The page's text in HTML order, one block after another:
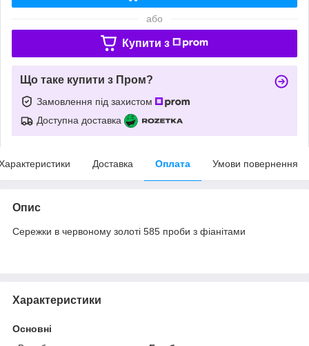
або
Купити з
Що таке купити з Пром?
Замовлення під захистом
Доступна доставка
Доставка Оплата Умови повернення
Опис
Сережки в червоному золоті 585 проби з фіанітами
Характеристики
Основні